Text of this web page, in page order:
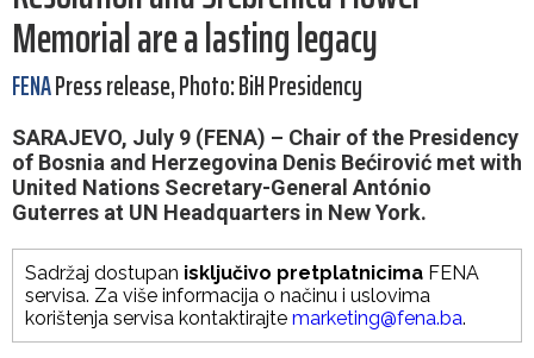
Memorial are a lasting legacy
FENAPress release, Photo: BiH Presidency
SARAJEVO, July 9 (FENA) – Chair of the Presidency
of Bosnia and Herzegovina Denis Bećirović met with
United Nations Secretary-General António
Guterres at UN Headquarters in New York.
Sadržaj dostupan isključivo pretplatnicima FENA
servisa. Za više informacija o načinu i uslovima
korištenja servisa kontaktirajte marketing@fena.ba.